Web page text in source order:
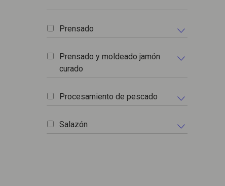
Prensado
Prensado y moldeado jamón
curado
Procesamiento de pescado
Salazón